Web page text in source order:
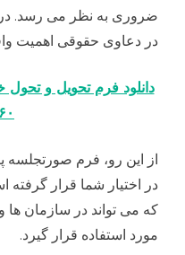
ضروری به نظر می رسد. در
در دعاوی حقوقی اهمیت
دانلود فرم تحویل و
۳۶۰
در اختیار شما قرار
که می تواند در سازمان
مورد استفاده قرار گیرد.